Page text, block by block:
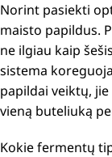
Norint pasiekti
maisto papildus.
ne ilgiau kaip
sistema
papildai veiktų,
vieną buteliuką
Kokie fermentų